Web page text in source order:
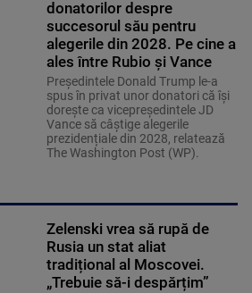
donatorilor despre
succesorul său pentru
alegerile din 2028. Pe cine a
ales între Rubio și Vance
Președintele Donald Trump le-a
spus în privat unor donatori că își
dorește ca vicepreședintele JD
Vance să câștige alegerile
prezidențiale din 2028, relatează
The Washington Post (WP).
Zelenski vrea să rupă de
Rusia un stat aliat
tradițional al Moscovei.
„Trebuie să-i despărțim”